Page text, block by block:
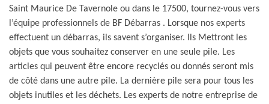
Saint Maurice De Tavernole ou dans le 17500, tournez-vous vers
l’équipe professionnels de BF Débarras . Lorsque nos experts
effectuent un débarras, ils savent s’organiser. Ils Mettront les
objets que vous souhaitez conserver en une seule pile. Les
articles qui peuvent être encore recyclés ou donnés seront mis
de côté dans une autre pile. La dernière pile sera pour tous les
objets inutiles et les déchets. Les experts de notre entreprise de